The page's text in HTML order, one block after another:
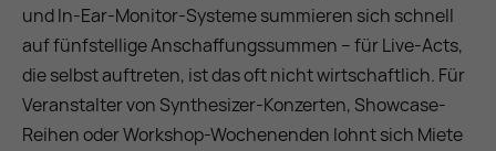
und In-Ear-Monitor-Systeme summieren sich schnell
auf fünfstellige Anschaffungssummen – für Live-Acts,
die selbst auftreten, ist das oft nicht wirtschaftlich. Für
Veranstalter von Synthesizer-Konzerten, Showcase-
Reihen oder Workshop-Wochenenden lohnt sich Miete